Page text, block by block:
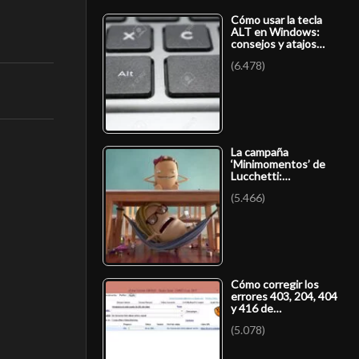
Cómo usar la tecla
ALT en Windows:
consejos y atajos…
(6.478)
La campaña
‘Minimomentos’ de
Lucchetti:…
(5.466)
Cómo corregir los
errores 403, 204, 404
y 416 de…
(5.078)